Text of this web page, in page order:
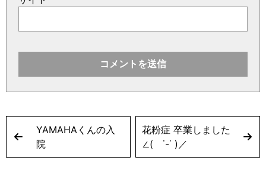
YAMAHAくんの入
院
花粉症 卒業しました
∠( ˙-˙ )／